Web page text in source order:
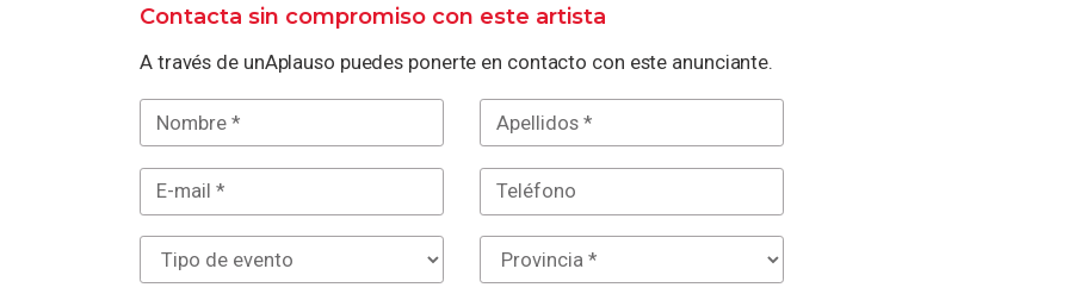
Contacta sin compromiso con este artista
A través de unAplauso puedes ponerte en contacto con este anunciante.